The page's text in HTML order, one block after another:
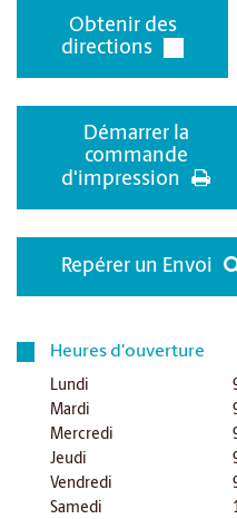
Obtenir des
directions
Démarrer la
commande
d'impression
Repérer un Envoi
Heures d'ouverture
Lundi
Mardi
Mercredi
Jeudi
Vendredi
Samedi